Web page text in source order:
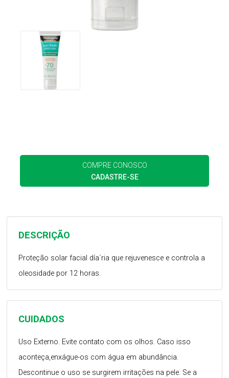
COMPRE CONOSCO
CADASTRE-SE
CUIDADOS
Uso Externo. Evite contato com os olhos. Caso isso
aconteça,enxágue-os com água em abundância.
Descontinue o uso se surgirem irritações na pele. Se a
DESCRIÇÃO
Proteção solar facial día´ria que rejuvenesce e controla a
oleosidade por 12 horas.